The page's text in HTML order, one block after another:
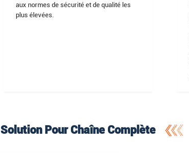
aux normes de sécurité et de qualité les
plus élevées.
Solution Pour Chaîne Complète